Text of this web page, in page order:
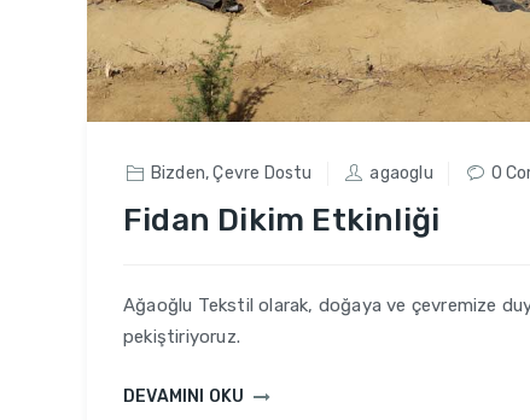
Bizden,Çevre Dostu agaoglu 0
Fidan Dikim Etkinliği
Ağaoğlu Tekstil olarak, doğaya ve çevremize
pekiştiriyoruz.
DEVAMINI OKU